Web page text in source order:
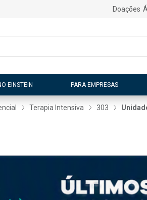
Doações
EINSTEIN PARA EMPRESAS
Terapia Intensiva 303